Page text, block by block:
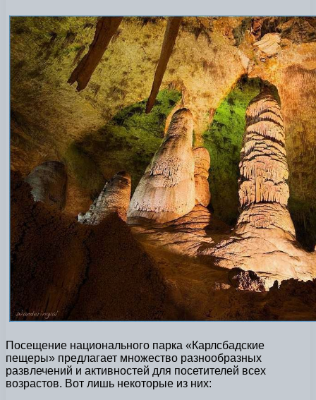
Посещение национального парка «Карлсбадские
пещеры» предлагает множество разнообразных
развлечений и активностей для посетителей всех
возрастов. Вот лишь некоторые из них: